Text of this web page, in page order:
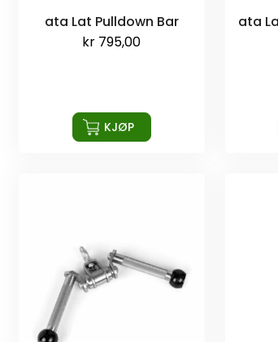
ata Lat Pulldown Bar
kr 795,00
KJØP
ata